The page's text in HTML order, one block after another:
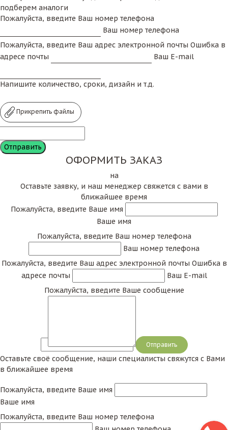
подберем аналоги
Пожалуйста, введите Ваш номер телефона
Ваш номер телефона
Пожалуйста, введите Ваш адрес электронной почты Ошибка в
адресе почты
Ваш E-mail
Напишите количество, сроки, дизайн и т.д.
Прикрепить файлы
ОФОРМИТЬ ЗАКАЗ
на
Оставьте заявку, и наш менеджер свяжется с вами в
ближайшее время
Пожалуйста, введите Ваше имя
Ваше имя
Пожалуйста, введите Ваш номер телефона
Ваш номер телефона
Пожалуйста, введите Ваш адрес электронной почты Ошибка в
адресе почты
Ваш E-mail
Пожалуйста, введите Ваше сообщение
Сообщение
Оставьте своё сообщение, наши специалисты свяжутся с Вами
в ближайшее время
Пожалуйста, введите Ваше имя
Ваше имя
Пожалуйста, введите Ваш номер телефона